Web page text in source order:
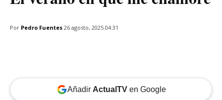
Por Pedro Fuentes 26 agosto, 2025 04:31
Añadir ActualTVen Google